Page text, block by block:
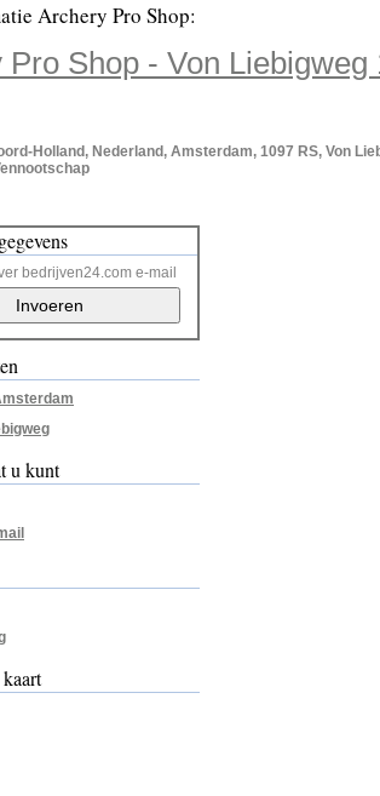
Archery Pro Shop:
Pro Shop - Von
Holland, Nederland, Amsterdam, 1097 RS, Von
bedrijven24.com e-mail
u kunt